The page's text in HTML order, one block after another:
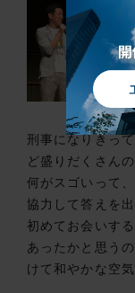
刑事になりきっ
ど盛りだくさん
何がスゴいって
協力して答えを
初めてお会いす
あったかと思う
けて和やかな空